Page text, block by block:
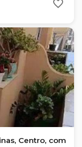
Centro, com